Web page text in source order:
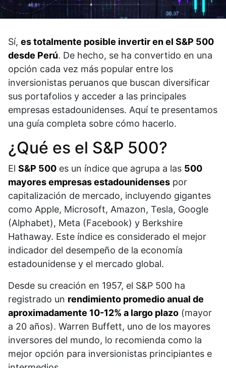
Sí, es totalmente posible invertir en el S&P 500
desde Perú. De hecho, se ha convertido en una
opción cada vez más popular entre los
inversionistas peruanos que buscan diversificar
sus portafolios y acceder a las principales
empresas estadounidenses. Aquí te presentamos
una guía completa sobre cómo hacerlo.​
¿Qué es el S&P 500?
El S&P 500 es un índice que agrupa a las 500
mayores empresas estadounidenses por
capitalización de mercado, incluyendo gigantes
como Apple, Microsoft, Amazon, Tesla, Google
(Alphabet), Meta (Facebook) y Berkshire
Hathaway. Este índice es considerado el mejor
indicador del desempeño de la economía
estadounidense y el mercado global.​
Desde su creación en 1957, el S&P 500 ha
registrado un rendimiento promedio anual de
aproximadamente 10-12% a largo plazo (mayor
a 20 años). Warren Buffett, uno de los mayores
inversores del mundo, lo recomienda como la
mejor opción para inversionistas principiantes e